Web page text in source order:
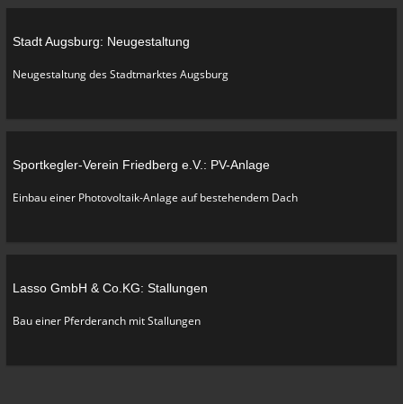
Stadt Augsburg: Neugestaltung
Neugestaltung des Stadtmarktes Augsburg
Sportkegler-Verein Friedberg e.V.: PV-Anlage
Einbau einer Photovoltaik-Anlage auf bestehendem Dach
Lasso GmbH & Co.KG: Stallungen
Bau einer Pferderanch mit Stallungen